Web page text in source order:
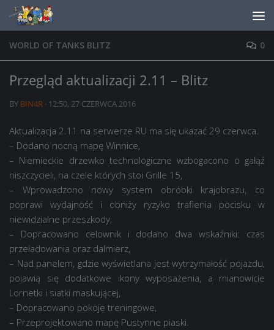
Skip to content
WORLD OF TANKS BLITZ 0
Przegląd aktualizacji 2.11 – Blitz
BY BIN4R · 12:50, 27 CZERWCA 2016
Aktualizacja 2.11 na serwerze RU ma się ukazać 29 czerwca.
– Dodano nocną mapę Winnice,
– Niemieckie drzewko technologiczne wzbogacono o gałąź
niszczycieli, na czele których stoi Grille 15,
– Wprowadzono nowy system obróbki krajobrazu, co
poprawi wydajność i obniży ryzyko trafienia pocisku w
niewidzialne przeszkody,
– Dopracowano celownik i dodano dwa wskaźniki: czas
przeładowania oraz dalmierz,
– Nad panelem, gdzie wyświetlana jest wytrzymałość pojazdu,
pojawią się dodatkowe ikony wyposażenia, a mianowicie
Lornetki i siatki maskującej,
– Dopracowano pokoje treningowe,
– Przeprojektowano mapę Pustynne piaski.